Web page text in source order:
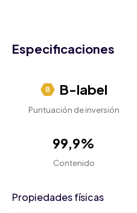
Especificaciones
B-label
Puntuación de inversión
99,9%
Contenido
Propiedades físicas